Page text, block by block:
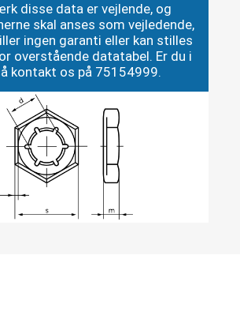
disse data er vejlende, og
skal anses som vejledende,
ingen garanti eller kan stilles
overstående datatabel. Er du i
kontakt os på 75154999.